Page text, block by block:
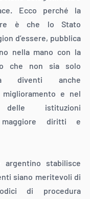
Ecco perché la
è che lo Stato
d’essere, pubblica
nella mano con la
che non sia solo
diventi anche
e nel
delle istituzioni
diritti e
argentino stabilisce
siano meritevoli di
di procedura